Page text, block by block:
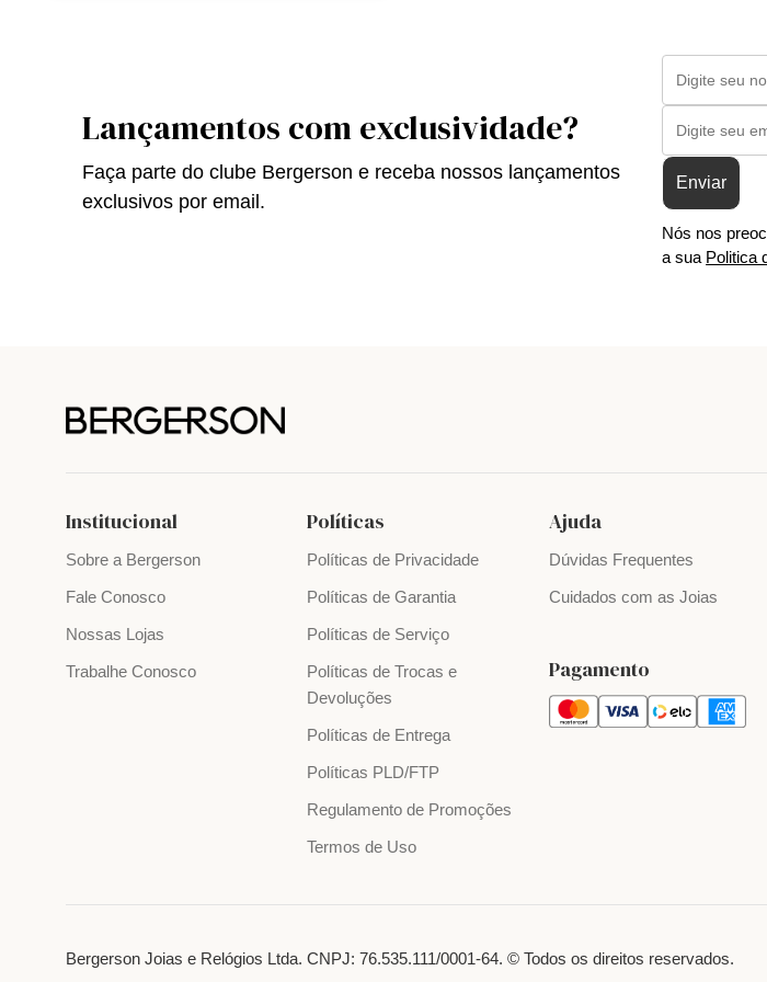
Lançamentos com exclusividade?
Faça parte do clube Bergerson e receba nossos lançamentos
exclusivos por email.
Enviar
Nós nos
a sua Politica
Institucional
Sobre a Bergerson
Fale Conosco
Nossas Lojas
Trabalhe Conosco
Políticas
Políticas de Privacidade
Políticas de Garantia
Políticas de Serviço
Políticas de Trocas e
Devoluções
Políticas de Entrega
Políticas PLD/FTP
Regulamento de Promoções
Termos de Uso
Ajuda
Dúvidas Frequentes
Cuidados com as Joias
Pagamento
Bergerson Joias e Relógios Ltda. CNPJ: 76.535.111/0001-64. © Todos os direitos reservados.